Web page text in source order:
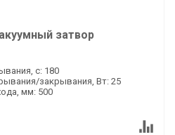
затвор
с: 180
закрывания, Вт: 25
мм: 500